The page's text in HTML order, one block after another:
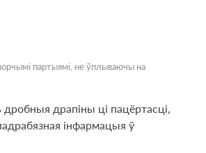
партыямі, не ўплываючы на
драпіны ці пацёртасці,
інфармацыя ў